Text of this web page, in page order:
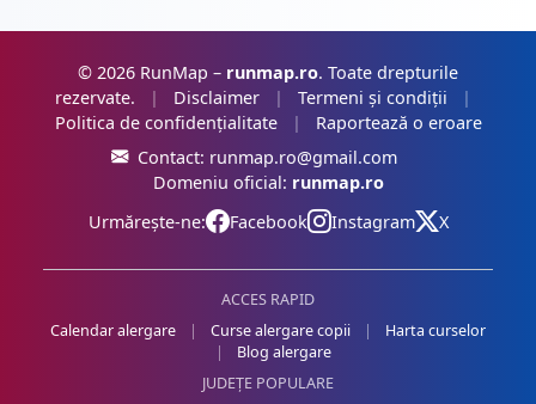
© 2026 RunMap – runmap.ro. Toate drepturile
rezervate.
| Disclaimer | Termeni și condiții
|
Politica de confidențialitate
|
Raportează o eroare
Contact: runmap.ro@gmail.com
Domeniu oficial: runmap.ro
Urmărește-ne:
Facebook Instagram X
ACCES RAPID
Calendar alergare
| Curse alergare copii |
Harta curselor
|
Blog alergare
JUDEȚE POPULARE